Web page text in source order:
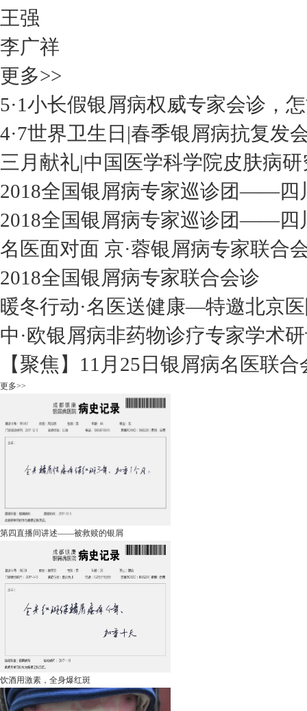
王强
李广祥
更多>>
5·1小长假银屑病权威专家会诊，
4·7世界卫生日|春季银屑病抗复发
三月献礼|中国医学科学院皮肤病
2018全国银屑病专家巡诊团——四
2018全国银屑病专家巡诊团——四
名医面对面 京·蓉银屑病专家联合
2018全国银屑病专家联合会诊
暖冬行动·名医送健康—特邀北京
中·欧银屑病非药物诊疗专家学术
【聚焦】11月25日银屑病名医联合
更多>>
第四直播间讲述——被救赎的银屑
饮酒用激素，全身爆红斑